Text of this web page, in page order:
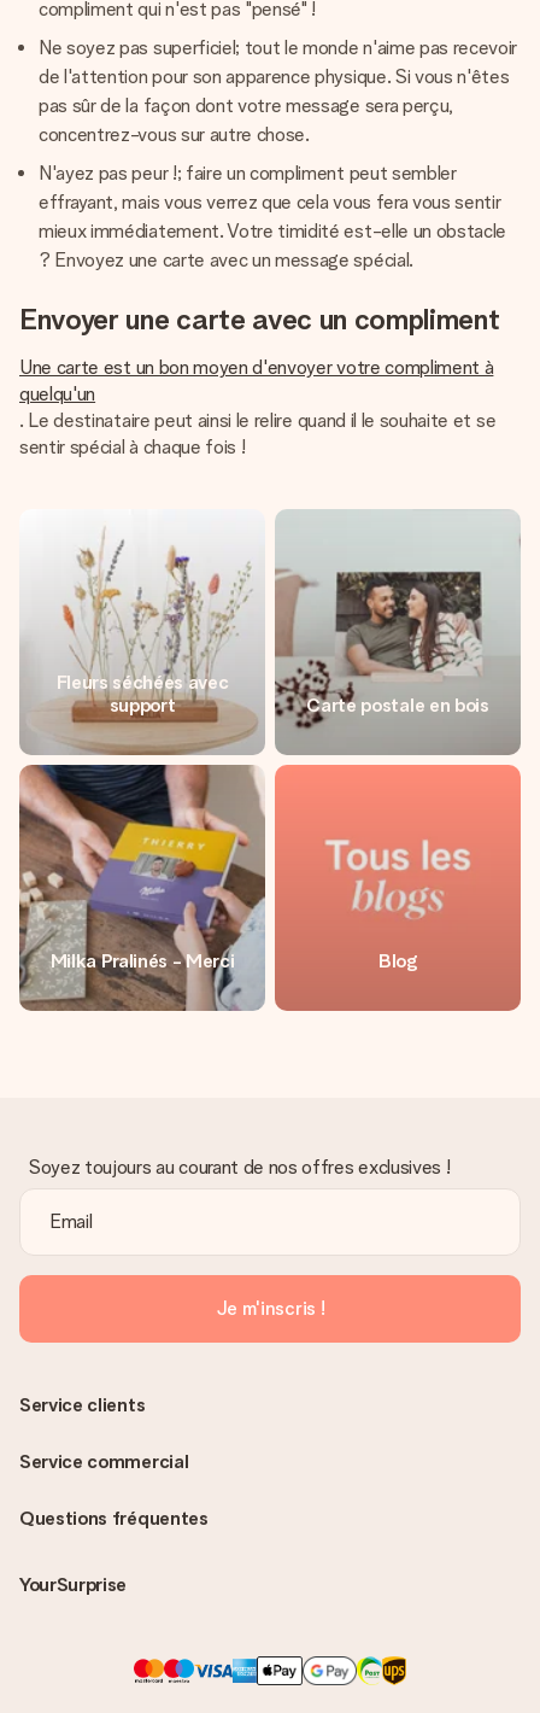
compliment qui n'est pas "pensé" !
Ne soyez pas superficiel; tout le monde n'aime pas recevoir
de l'attention pour son apparence physique. Si vous n'êtes
pas sûr de la façon dont votre message sera perçu,
concentrez-vous sur autre chose.
N'ayez pas peur !; faire un compliment peut sembler
effrayant, mais vous verrez que cela vous fera vous sentir
mieux immédiatement. Votre timidité est-elle un obstacle
? Envoyez une carte avec un message spécial.
Envoyer une carte avec un compliment
Une carte est un bon moyen d'envoyer votre compliment à
quelqu'un
. Le destinataire peut ainsi le relire quand il le souhaite et se
sentir spécial à chaque fois !
Fleurs séchées avec
support
Carte postale en bois
Milka Pralinés - Merci Blog
Soyez toujours au courant de nos offres exclusives !
Je m'inscris !
Questions fréquentes
YourSurprise
Service clients
Service commercial